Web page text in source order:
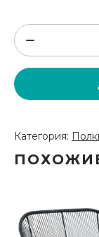
Количество
товара
Чёрная
полка
Категория: